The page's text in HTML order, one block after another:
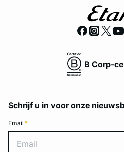
B Corp-
Schrijf u in voor onze
Email *